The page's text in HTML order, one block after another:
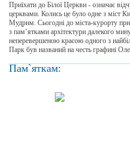
Приїхати до Білої Церкви - означає
церквами. Колись це було одне з міст
Мудрим. Сьогодні до міста-курорту
з пам’ятками архітектури далекого
неперевершеною красою одного з
Парк був названий на честь графині
Пам`яткам: